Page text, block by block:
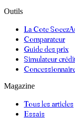
Outils
La Cote
Comparateur
Guide des prix
Simulateur
Magazine
Tous les articles
Essais